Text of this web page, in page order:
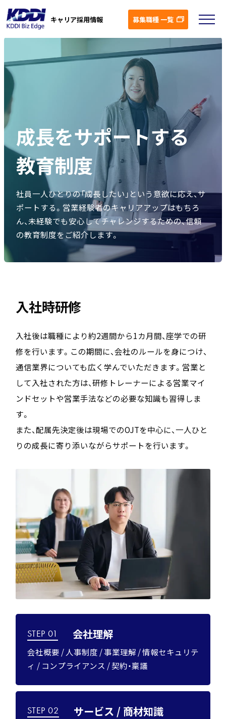
キャリア採用情報 募集職種 一覧
成長をサポートする
教育制度
社員一人ひとりの「成長したい」という意欲に応え、サ
ポートする。 営業経験者のキャリアアップはもちろ
ん、未経験でも安心してチャレンジするための、信頼
の教育制度をご紹介します。
入社時研修
入社後は職種により約2週間から1カ月間、座学での研
修を行います。この期間に、会社のルールを身につけ、
通信業界についても広く学んでいただきます。営業と
して入社された方は、研修トレーナーによる営業マイ
ンドセットや営業手法などの必要な知識も習得しま
す。
また、配属先決定後は現場でのOJTを中心に、一人ひと
りの成長に寄り添いながらサポートを行います。
STEP 01 会社理解
会社概要 / 人事制度 / 事業理解 / 情報セキュリテ
ィ / コンプライアンス / 契約・稟議
STEP 02 サービス / 商材知識